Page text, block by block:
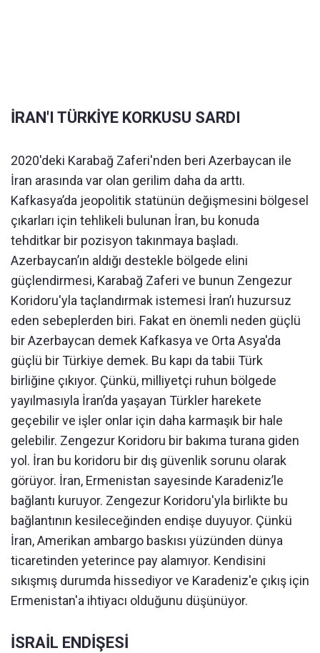
İRAN'I TÜRKİYE KORKUSU SARDI
2020'deki Karabağ Zaferi'nden beri Azerbaycan ile
İran arasında var olan gerilim daha da arttı.
Kafkasya’da jeopolitik statünün değişmesini bölgesel
çıkarları için tehlikeli bulunan İran, bu konuda
tehditkar bir pozisyon takınmaya başladı.
Azerbaycan’ın aldığı destekle bölgede elini
güçlendirmesi, Karabağ Zaferi ve bunun Zengezur
Koridoru'yla taçlandırmak istemesi İran’ı huzursuz
eden sebeplerden biri. Fakat en önemli neden güçlü
bir Azerbaycan demek Kafkasya ve Orta Asya'da
güçlü bir Türkiye demek. Bu kapı da tabii Türk
birliğine çıkıyor. Çünkü, milliyetçi ruhun bölgede
yayılmasıyla İran’da yaşayan Türkler harekete
geçebilir ve işler onlar için daha karmaşık bir hale
gelebilir. Zengezur Koridoru bir bakıma turana giden
yol. İran bu koridoru bir dış güvenlik sorunu olarak
görüyor. İran, Ermenistan sayesinde Karadeniz’le
bağlantı kuruyor. Zengezur Koridoru'yla birlikte bu
bağlantının kesileceğinden endişe duyuyor. Çünkü
İran, Amerikan ambargo baskısı yüzünden dünya
ticaretinden yeterince pay alamıyor. Kendisini
sıkışmış durumda hissediyor ve Karadeniz'e çıkış için
Ermenistan'a ihtiyacı olduğunu düşünüyor.
İSRAİL ENDİŞESİ